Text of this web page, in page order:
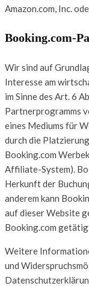
Amazon.com, Inc.
Booking.com-
Wir sind auf
Interesse am
im Sinne des Art. 6
Partnerprogramms
eines Mediums für
durch die
Booking.com
Affiliate-System).
Herkunft der
anderem kann
auf dieser Website
Booking.com
Weitere
und